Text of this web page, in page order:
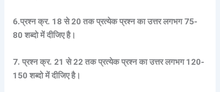
6.प्रश्न क्र. 18 से 20 तक प्रत्येक प्रश्न का उत्तर लगभग 75-
80 शब्दो में दीजिए है।
7. प्रश्न क्र. 21 से 22 तक प्रत्येक प्रश्न का उत्तर लगभग 120-
150 शब्दो में दीजिए है।